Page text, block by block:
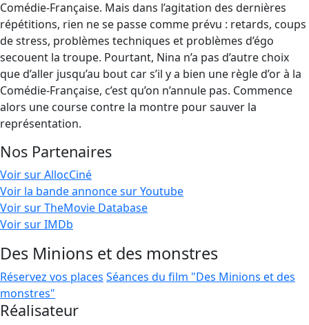
Comédie-Française. Mais dans l’agitation des dernières
répétitions, rien ne se passe comme prévu : retards, coups
de stress, problèmes techniques et problèmes d’égo
secouent la troupe. Pourtant, Nina n’a pas d’autre choix
que d’aller jusqu’au bout car s’il y a bien une règle d’or à la
Comédie-Française, c’est qu’on n’annule pas. Commence
alors une course contre la montre pour sauver la
représentation.
Nos Partenaires
Voir sur AllocCiné
Voir la bande annonce sur Youtube
Voir sur TheMovie Database
Voir sur IMDb
Des Minions et des monstres
Réservez vos places Séances du film "Des Minions et des
monstres"
Réalisateur